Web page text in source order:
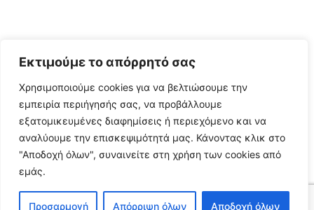
Εκτιμούμε το απόρρητό σας
Χρησιμοποιούμε cookies για να βελτιώσουμε την
εμπειρία περιήγησής σας, να προβάλλουμε
εξατομικευμένες διαφημίσεις ή περιεχόμενο και να
αναλύουμε την επισκεψιμότητά μας. Κάνοντας κλικ στο
"Αποδοχή όλων", συναινείτε στη χρήση των cookies από
εμάς.
Προσαρμογή Απόρριψη όλων Αποδοχή όλων